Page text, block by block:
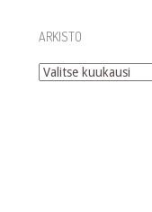
ARKISTO
Arkisto